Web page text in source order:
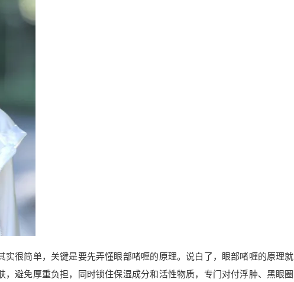
很简单，关键是要先弄懂眼部啫喱的原理。说白了，眼部啫喱的原理就
避免厚重负担，同时锁住保湿成分和活性物质，专门对付浮肿、黑眼圈